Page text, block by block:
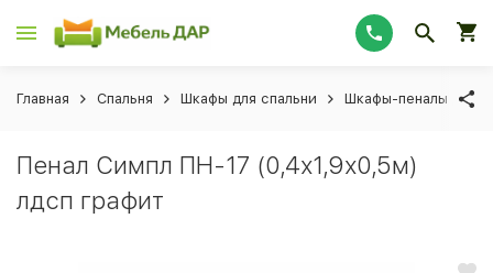
Главная Спальня Шкафы для спальни Шкафы-пеналы для
Пенал Симпл ПН-17 (0,4х1,9х0,5м)
лдсп графит